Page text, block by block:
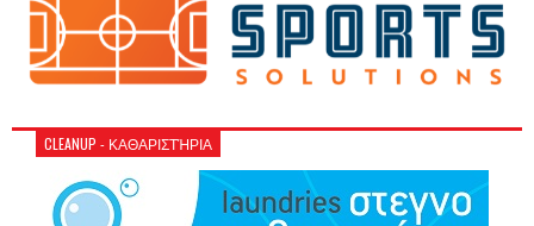
CLEANUP - ΚΑΘΑΡΙΣΤΉΡΙΑ